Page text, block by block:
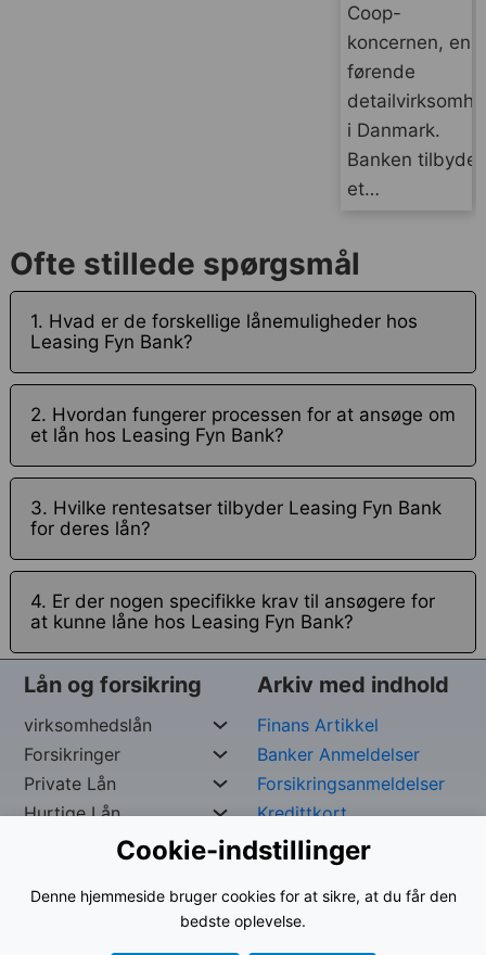
Cookie-indstillinger
Denne hjemmeside bruger cookies for at sikre, at du får den
bedste oplevelse.
Coop-
koncernen, en
førende
i Danmark.
Banken tilbyder
et…
Ofte stillede spørgsmål
1. Hvad er de forskellige lånemuligheder hos
Leasing Fyn Bank?
2. Hvordan fungerer processen for at ansøge om
et lån hos Leasing Fyn Bank?
3. Hvilke rentesatser tilbyder Leasing Fyn Bank
for deres lån?
4. Er der nogen specifikke krav til ansøgere for
at kunne låne hos Leasing Fyn Bank?
Lån og forsikring
virksomhedslån
Forsikringer
Private Lån
Hurtige Lån
Arkiv med indhold
Finans Artikkel
Banker Anmeldelser
Forsikringsanmeldelser
Kredittkort
Ophavsret reserveret af George – Org. nr: 961024-
9535